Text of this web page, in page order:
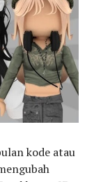
kode atau